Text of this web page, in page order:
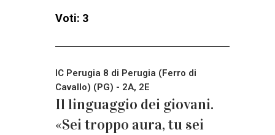
Voti: 3
IC Perugia 8 di Perugia (Ferro di
Cavallo) (PG) - 2A, 2E
Il linguaggio dei giovani.
«Sei troppo aura, tu sei